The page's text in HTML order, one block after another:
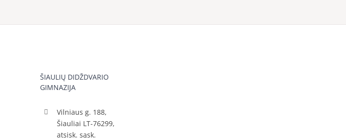
ŠIAULIŲ DIDŽDVARIO
GIMNAZIJA
Vilniaus g. 188,
Šiauliai LT-76299,
atsisk. sąsk.